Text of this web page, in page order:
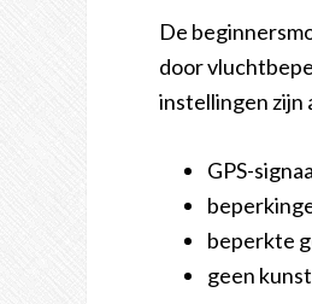
De
door
instellingen zijn
GPS-
beperkte
geen